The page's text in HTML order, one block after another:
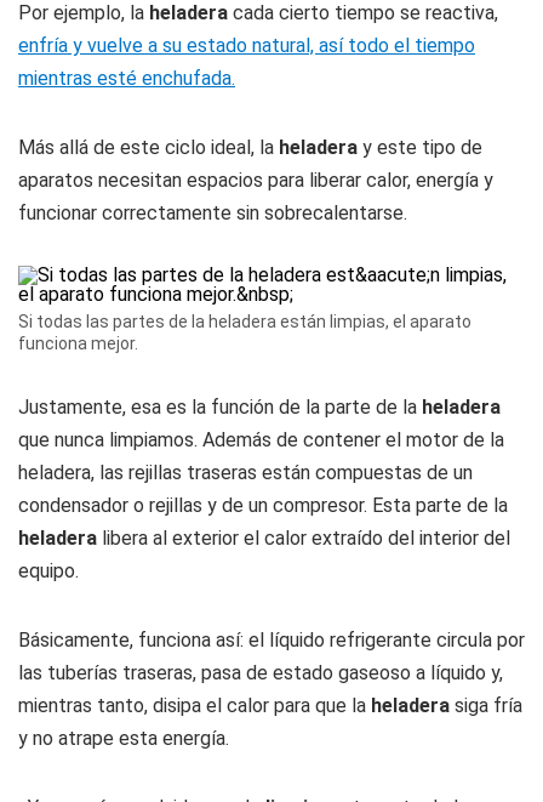
Por ejemplo, la heladera cada cierto tiempo se reactiva,
enfría y vuelve a su estado natural, así todo el tiempo
mientras esté enchufada.
Más allá de este ciclo ideal, la heladera y este tipo de
aparatos necesitan espacios para liberar calor, energía y
funcionar correctamente sin sobrecalentarse.
Si todas las partes de la heladera están limpias, el aparato
funciona mejor.
Justamente, esa es la función de la parte de la heladera
que nunca limpiamos. Además de contener el motor de la
heladera, las rejillas traseras están compuestas de un
condensador o rejillas y de un compresor. Esta parte de la
heladera libera al exterior el calor extraído del interior del
equipo.
Básicamente, funciona así: el líquido refrigerante circula por
las tuberías traseras, pasa de estado gaseoso a líquido y,
mientras tanto, disipa el calor para que la heladera siga fría
y no atrape esta energía.